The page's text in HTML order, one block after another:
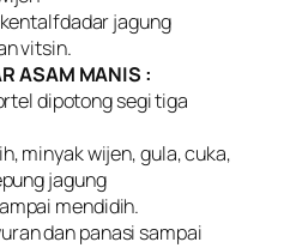
jagung
vitsin.
ASAM MANIS :
dipotong segi tiga
minyak wijen, gula, cuka,
jagung
mendidih.
dan panasi sampai